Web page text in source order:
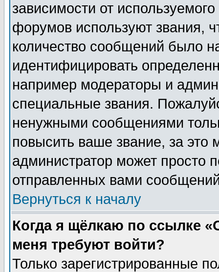
зависимости от
форумов используют звания,
количество сообщений было
идентифицировать
например модераторы и
специальные звания.
ненужными сообщениями
повысить ваше звание, за это
администратор может просто
отправленных вами
Вернуться к началу
Когда я щёлкаю по ссылке
меня требуют войти?
Только зарегистрированные